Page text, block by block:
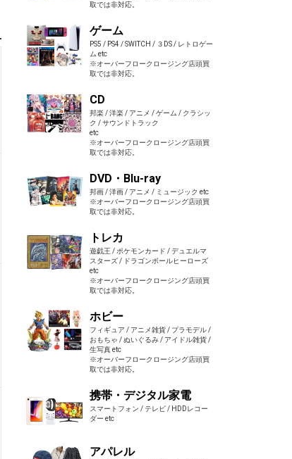
取では非対応。
ゲーム
PS5 / PS4 / SWITCH / ３DS / レトロゲー
ム etc
※オーバーフロークロージング店頭買
取では非対応。
CD
邦楽 / 洋楽 / アニメ / ゲーム / クラシッ
ク / サウンドトラック
etc
※オーバーフロークロージング店頭買
取では非対応。
DVD・Blu-ray
邦画 / 洋画 / アニメ / ミュージック etc
※オーバーフロークロージング店頭買
取では非対応。
トレカ
遊戯王 / ポケモンカード / デュエルマ
スターズ / ドラゴンボールヒーローズ
etc
※オーバーフロークロージング店頭買
取では非対応。
ホビー
フィギュア / アニメ雑貨 / プラモデル /
おもちゃ / ぬいぐるみ / アイドル雑貨 /
生写真 etc
※オーバーフロークロージング店頭買
取では非対応。
携帯・デジタル家電
スマートフォン / テレビ / HDDレコー
ダー etc
アパレル